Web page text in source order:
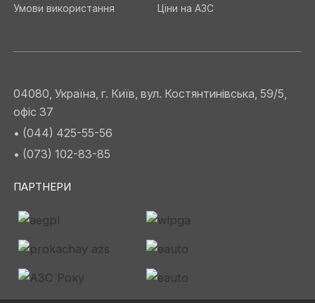
Умови використання
Ціни на АЗС
04080, Україна, г. Київ, вул. Костянтинівська, 59/5,
офіс 37
• (044) 425-55-56
• (073) 102-83-85
ПАРТНЕРИ